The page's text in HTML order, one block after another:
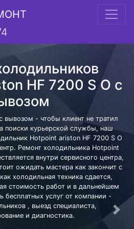
HF 7200 S O с
вывозом - чтобы клиент не тратил
поиски курьерской службы, наш
Hotpoint ariston HF 7200 S O
Ремонт холодильника Hotpoint
внутри сервисного центра,
ожидать мастера как закончит с
холодильная техника сдается,
стоимость работ и в дальнейшем
бесплатных услуг от компании -
, выезд специалиста,
и диагностика.